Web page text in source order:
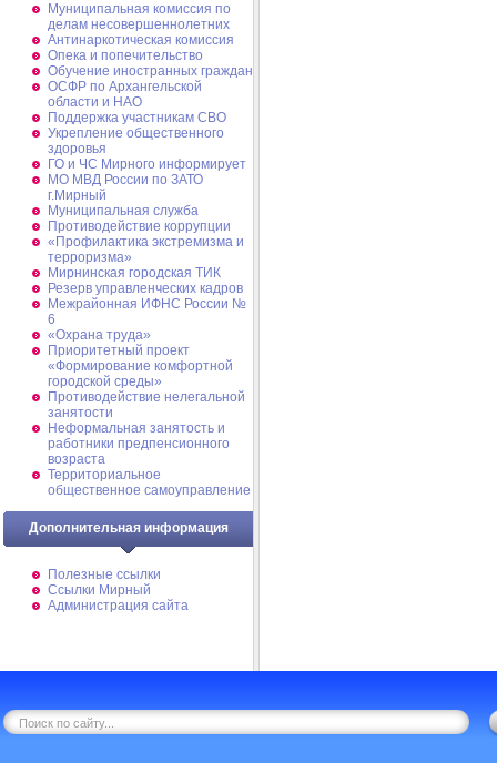
Муниципальная комиссия по
делам несовершеннолетних
Антинаркотическая комиссия
Опека и попечительство
Обучение иностранных граждан
ОСФР по Архангельской
области и НАО
Поддержка участникам СВО
Укрепление общественного
здоровья
ГО и ЧС Мирного информирует
МО МВД России по ЗАТО
г.Мирный
Муниципальная cлужба
Противодействие коррупции
«Профилактика экстремизма и
терроризма»
Мирнинская городская ТИК
Резерв управленческих кадров
Межрайонная ИФНС России №
6
«Охрана труда»
Приоритетный проект
«Формирование комфортной
городской среды»
Противодействие нелегальной
занятости
Неформальная занятость и
работники предпенсионного
возраста
Территориальное
общественное самоуправление
Дополнительная информация
Полезные ссылки
Ссылки Мирный
Администрация сайта